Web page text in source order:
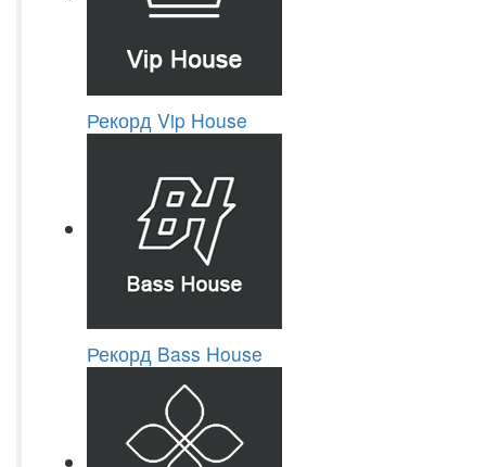
Рекорд Vip House
Рекорд Bass House